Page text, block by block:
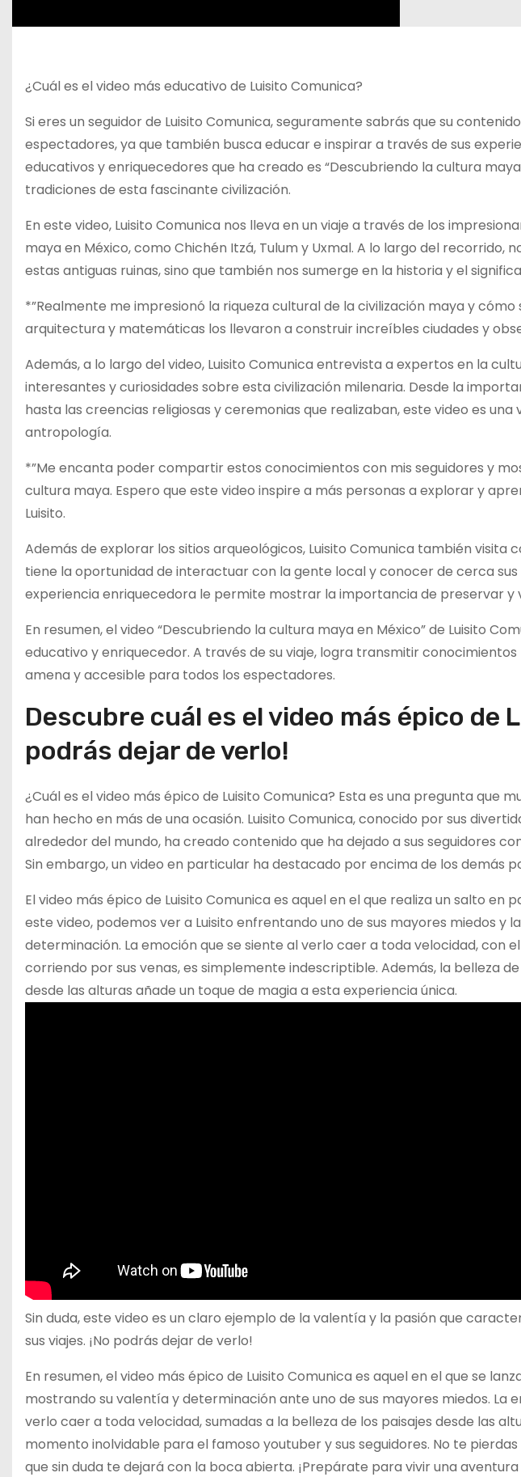
¿Cuál es el video más educativo de Luisito Comunica?
Si eres un seguidor de Luisito Comunica, seguramente sabrás que su
espectadores, ya que también busca educar e inspirar a través de sus
educativos y enriquecedores que ha creado es “Descubriendo la cultura
tradiciones de esta fascinante civilización.
En este video, Luisito Comunica nos lleva en un viaje a través de los
maya en México, como Chichén Itzá, Tulum y Uxmal. A lo largo del recorrido,
estas antiguas ruinas, sino que también nos sumerge en la historia y el
*”Realmente me impresionó la riqueza cultural de la civilización maya y
arquitectura y matemáticas los llevaron a construir increíbles ciudades y
Además, a lo largo del video, Luisito Comunica entrevista a expertos en la
interesantes y curiosidades sobre esta civilización milenaria. Desde la
hasta las creencias religiosas y ceremonias que realizaban, este video es
antropología.
*”Me encanta poder compartir estos conocimientos con mis seguidores y
cultura maya. Espero que este video inspire a más personas a explorar y
Luisito.
Además de explorar los sitios arqueológicos, Luisito Comunica también visita
tiene la oportunidad de interactuar con la gente local y conocer de cerca
experiencia enriquecedora le permite mostrar la importancia de preservar y
En resumen, el video “Descubriendo la cultura maya en México” de Luisito
educativo y enriquecedor. A través de su viaje, logra transmitir
amena y accesible para todos los espectadores.
Descubre cuál es el video más épico de
podrás dejar de verlo!
¿Cuál es el video más épico de Luisito Comunica? Esta es una pregunta que
han hecho en más de una ocasión. Luisito Comunica, conocido por sus
alrededor del mundo, ha creado contenido que ha dejado a sus seguidores
Sin embargo, un video en particular ha destacado por encima de los demás
El video más épico de Luisito Comunica es aquel en el que realiza un salto en
este video, podemos ver a Luisito enfrentando uno de sus mayores miedos y
determinación. La emoción que se siente al verlo caer a toda velocidad, con
corriendo por sus venas, es simplemente indescriptible. Además, la belleza
desde las alturas añade un toque de magia a esta experiencia única.
Sin duda, este video es un claro ejemplo de la valentía y la pasión que
sus viajes. ¡No podrás dejar de verlo!
En resumen, el video más épico de Luisito Comunica es aquel en el que se
mostrando su valentía y determinación ante uno de sus mayores miedos. La
verlo caer a toda velocidad, sumadas a la belleza de los paisajes desde las
momento inolvidable para el famoso youtuber y sus seguidores. No te
que sin duda te dejará con la boca abierta. ¡Prepárate para vivir una